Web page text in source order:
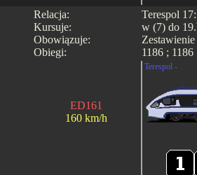
Relacja:
Kursuje:
Obowiązuje:
Obiegi:
Terespol
w (7) do
1186 ; 1186
ED161
160 km/h
Terespol -